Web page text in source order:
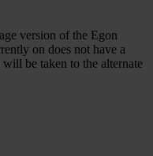
version of the Egon
on does not have a
be taken to the alternate